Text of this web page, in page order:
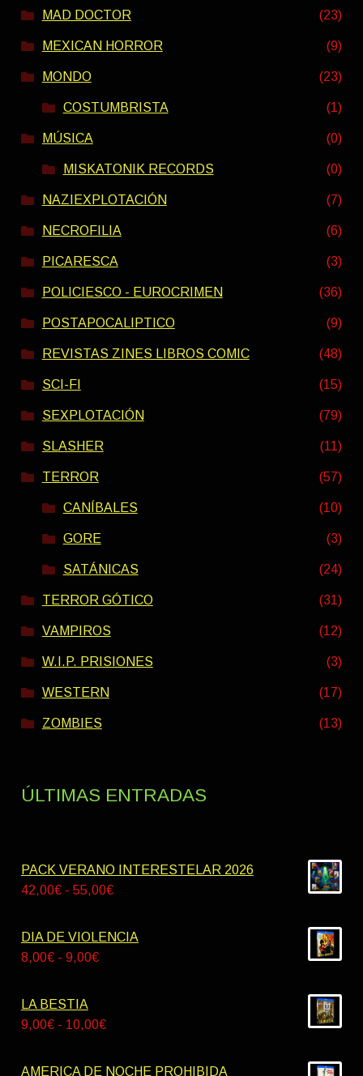
MAD DOCTOR (23)
MEXICAN HORROR (9)
MONDO (23)
COSTUMBRISTA (1)
MÚSICA (0)
MISKATONIK RECORDS (0)
NAZIEXPLOTACIÓN (7)
NECROFILIA (6)
PICARESCA (3)
POLICIESCO - EUROCRIMEN (36)
POSTAPOCALIPTICO (9)
REVISTAS ZINES LIBROS COMIC (48)
SCI-FI (15)
SEXPLOTACIÓN (79)
SLASHER (11)
TERROR (57)
CANÍBALES (10)
GORE (3)
SATÁNICAS (24)
TERROR GÓTICO (31)
VAMPIROS (12)
W.I.P. PRISIONES (3)
WESTERN (17)
ZOMBIES (13)
ÚLTIMAS ENTRADAS
PACK VERANO INTERESTELAR 2026
42,00€ - 55,00€Rango
precios:
DIA DE VIOLENCIA
8,00€ - 9,00€Rango
desde
LA BESTIA
9,00€ - 10,00€Rango
precios:
AMERICA DE NOCHE PROHIBIDA